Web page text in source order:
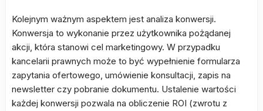
Kolejnym ważnym aspektem jest analiza konwersji.
Konwersja to wykonanie przez użytkownika pożądanej
akcji, która stanowi cel marketingowy. W przypadku
kancelarii prawnych może to być wypełnienie formularza
zapytania ofertowego, umówienie konsultacji, zapis na
newsletter czy pobranie dokumentu. Ustalenie wartości
każdej konwersji pozwala na obliczenie ROI (zwrotu z